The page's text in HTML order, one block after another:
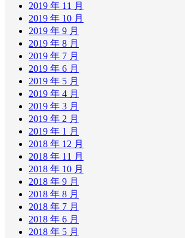
2019 年 11 月
2019 年 10 月
2019 年 9 月
2019 年 8 月
2019 年 7 月
2019 年 6 月
2019 年 5 月
2019 年 4 月
2019 年 3 月
2019 年 2 月
2019 年 1 月
2018 年 12 月
2018 年 11 月
2018 年 10 月
2018 年 9 月
2018 年 8 月
2018 年 7 月
2018 年 6 月
2018 年 5 月